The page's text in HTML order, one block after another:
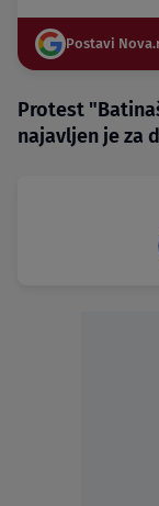
Postavi
Protest
najavljen je za